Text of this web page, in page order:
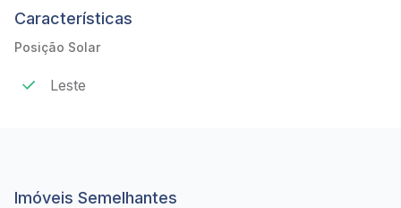
Características
Posição Solar
Leste
Imóveis Semelhantes